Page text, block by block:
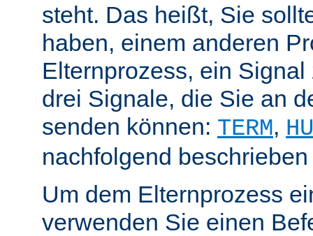
steht. Das heißt, Sie
haben, einem anderen
Elternprozess, ein
drei Signale, die Sie an
senden können: TERM,
nachfolgend
Um dem Elternprozess
verwenden Sie einen